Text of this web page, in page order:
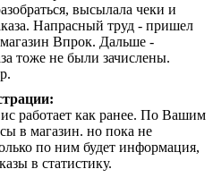
высылала чеки и
Напрасный труд - пришел
магазин Впрок. Дальше -
тоже не были зачислены.
работает как ранее. По Вашим
в магазин. но пока не
по ним будет информация,
в статистику.